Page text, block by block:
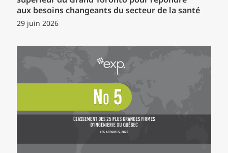
aux besoins changeants du secteur de la santé
29 juin 2026